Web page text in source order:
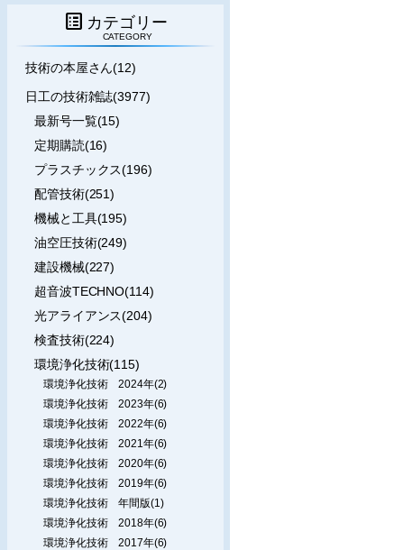
list_alt カテゴリー
CATEGORY
技術の本屋さん(12)
日工の技術雑誌(3977)
最新号一覧(15)
定期購読(16)
プラスチックス(196)
配管技術(251)
機械と工具(195)
油空圧技術(249)
建設機械(227)
超音波TECHNO(114)
光アライアンス(204)
検査技術(224)
環境浄化技術(115)
環境浄化技術 2024年(2)
環境浄化技術 2023年(6)
環境浄化技術 2022年(6)
環境浄化技術 2021年(6)
環境浄化技術 2020年(6)
環境浄化技術 2019年(6)
環境浄化技術 年間版(1)
環境浄化技術 2018年(6)
環境浄化技術 2017年(6)